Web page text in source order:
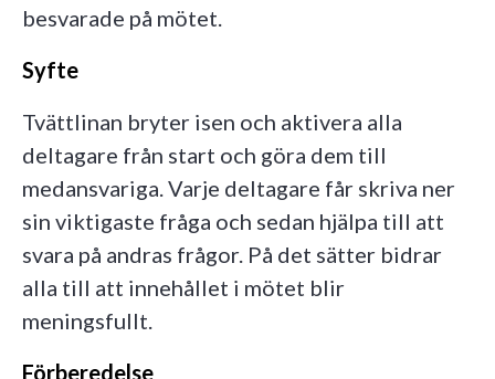
besvarade på mötet.
Syfte
Tvättlinan bryter isen och aktivera alla
deltagare från start och göra dem till
medansvariga. Varje deltagare får skriva ner
sin viktigaste fråga och sedan hjälpa till att
svara på andras frågor. På det sätter bidrar
alla till att innehållet i mötet blir
meningsfullt.
Förberedelse